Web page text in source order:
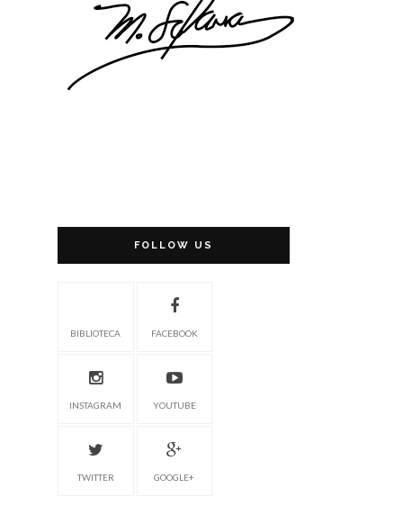
FOLLOW US
BIBLIOTECA FACEBOOK
INSTAGRAM YOUTUBE
TWITTER GOOGLE+